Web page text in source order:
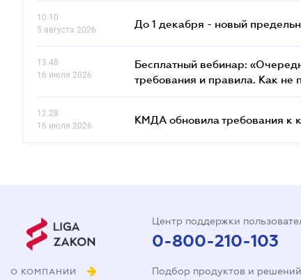
10.10
5 августа 2026
До 1 декабря - новый
13.48
16 июля 2026
Бесплатный вебинар:
требования и правила. Как не
12.28
16 июля 2026
КМДА обновила требования к
О КОМПАНИИ
Центр поддержки
0-800-210-103
Подбор продуктов и решений